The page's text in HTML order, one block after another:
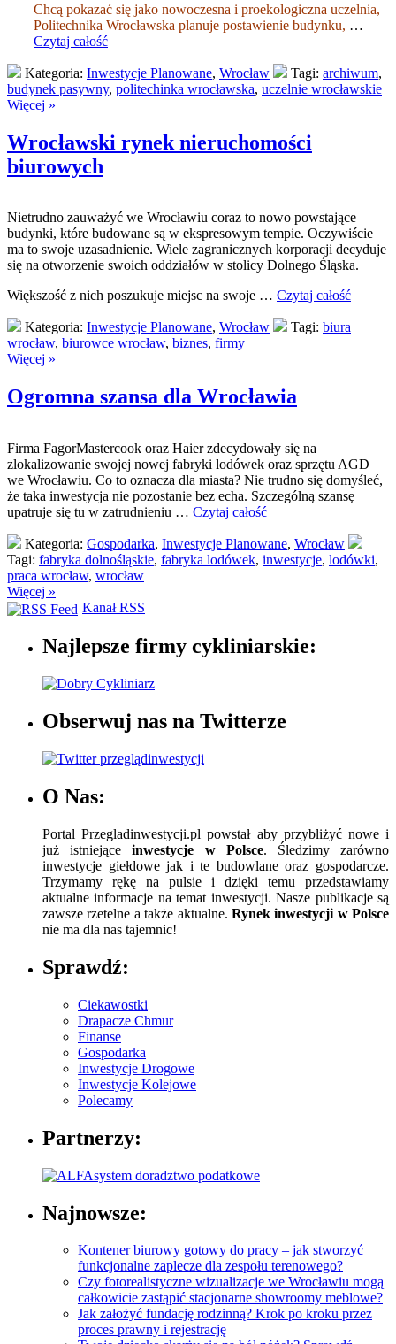
Chcą pokazać się jako nowoczesna i proekologiczna uczelnia,
Politechnika Wrocławska planuje postawienie budynku, …
Czytaj całość
Kategoria: Inwestycje Planowane, Wrocław Tagi: archiwum,
budynek pasywny, politechinka wrocławska, uczelnie wrocławskie
Więcej »
Wrocławski rynek nieruchomości
biurowych
Nietrudno zauważyć we Wrocławiu coraz to nowo powstające
budynki, które budowane są w ekspresowym tempie. Oczywiście
ma to swoje uzasadnienie. Wiele zagranicznych korporacji decyduje
się na otworzenie swoich oddziałów w stolicy Dolnego Śląska.
Większość z nich poszukuje miejsc na swoje … Czytaj całość
Kategoria: Inwestycje Planowane, Wrocław Tagi: biura
wrocław, biurowce wrocław, biznes, firmy
Więcej »
Ogromna szansa dla Wrocławia
Firma FagorMastercook oraz Haier zdecydowały się na
zlokalizowanie swojej nowej fabryki lodówek oraz sprzętu AGD
we Wrocławiu. Co to oznacza dla miasta? Nie trudno się domyśleć,
że taka inwestycja nie pozostanie bez echa. Szczególną szansę
upatruje się tu w zatrudnieniu … Czytaj całość
Kategoria: Gospodarka, Inwestycje Planowane, Wrocław
Tagi: fabryka dolnośląskie, fabryka lodówek, inwestycje, lodówki,
praca wrocław, wrocław
Więcej »
Kanał RSS
Najlepsze firmy cykliniarskie:
Obserwuj nas na Twitterze
O Nas:
Portal Przegladinwestycji.pl powstał aby przybliżyć nowe i
już istniejąceinwestycje w Polsce. Śledzimy zarówno
inwestycje giełdowe jak i te budowlane oraz gospodarcze.
Trzymamy rękę na pulsie i dzięki temu przedstawiamy
aktualne informacje na temat inwestycji. Nasze publikacje są
zawsze rzetelne a także aktualne. Rynek inwestycji w Polsce
nie ma dla nas tajemnic!
Sprawdź:
Ciekawostki
Drapacze Chmur
Finanse
Gospodarka
Inwestycje Drogowe
Inwestycje Kolejowe
Polecamy
Partnerzy:
Najnowsze:
Kontener biurowy gotowy do pracy – jak stworzyć
funkcjonalne zaplecze dla zespołu terenowego?
Czy fotorealistyczne wizualizacje we Wrocławiu mogą
całkowicie zastąpić stacjonarne showroomy meblowe?
Jak założyć fundację rodzinną? Krok po kroku przez
proces prawny i rejestrację